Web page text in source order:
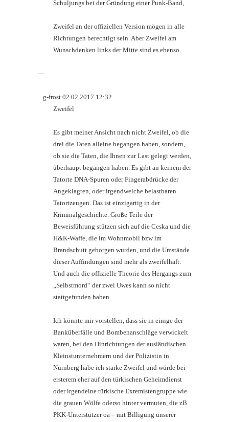
Schuljungs bei der Gründung einer Punk-Band,
Zweifel an der offiziellen Version mögen in alle
Richtungen berechtigt sein. Aber Zweifel am
Wunschdenken links der Mitte sind es ebenso.
—
g-frost 02.02.2017 12:32
Zweifel
Es gibt meiner Ansicht nach nicht Zweifel, ob die
drei die Taten alleine begangen haben, sondern,
ob sie die Taten, die Ihnen zur Last gelegt werden,
überhaupt begangen haben. Es gibt an keinem der
Tatorte DNA-Spuren oder Fingerabdrücke der
Angeklagten, oder irgendwelche belastbaren
Tatortzeugen. Das ist einzigartig in der
Kriminalgeschichte. Große Teile der
Beweisführung stützen sich auf die Ceska und die
H&K-Waffe, die im Wohnmobil bzw im
Brandschutt geborgen wurden, und die Umstände
dieser Auffindungen sind mehr als zweifelhaft.
Und auch die offizielle Theorie des Hergangs zum
„Selbstmord“ der zwei Uwes kann so nicht
stattgefunden haben.
Ich könnte mir vorstellen, dass sie in einige der
Banküberfälle und Bombenanschläge verwickelt
waren, bei den Hinrichtungen der ausländischen
Kleinstunternehmern und der Polizistin in
Nürnberg habe ich starke Zweifel und würde bei
ersterem eher auf den türkischen Geheimdienst
oder irgendeine türkische Exremistengruppe wie
die grauen Wölfe oderso hinter vermuten, die zB
PKK-Unterstützer oä – mit Billigung unserer